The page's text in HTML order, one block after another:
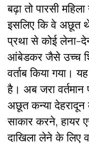
बढ़ा तो पारसी
इसलिए कि वे अछूत
प्रथा से कोई लेना-
आंबेडकर जैसे उच्च
वर्ताब किया गया।
है। अब जरा
अछूत कन्या
साकार करने, हायर
दाखिला लेने के लिए